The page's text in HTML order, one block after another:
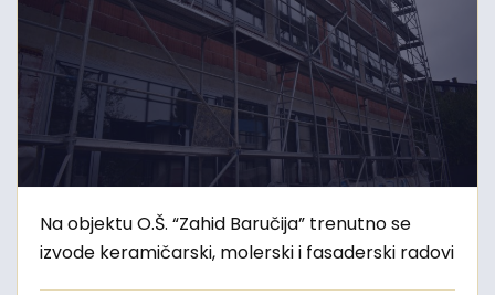
Na objektu O.Š. “Zahid Baručija” trenutno se
izvode keramičarski, molerski i fasaderski radovi